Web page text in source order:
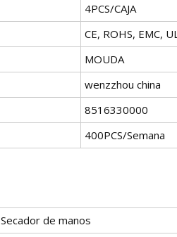
4PCS/CAJA
CE, ROHS, EMC, UL
MOUDA
wenzzhou china
8516330000
400PCS/Semana
Secador de manos